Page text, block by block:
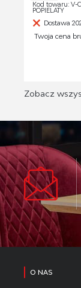
Kod towaru: V-
POPIELATY
Dostawa
Twoja cena
Zobacz
O NAS